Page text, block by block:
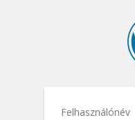
Felhasználónév